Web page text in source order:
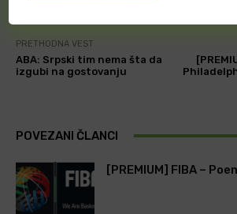
PRETHODNA VEST
ABA: Srpski tim nema šta da
izgubi na gostovanju
POVEZANI ČLANCI
[PREMIUM] FIBA –